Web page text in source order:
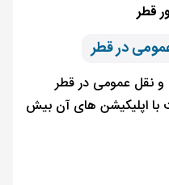
قطر
در قطر
و نقل عمومی در قطر
با اپلیکیشن های آن بیش